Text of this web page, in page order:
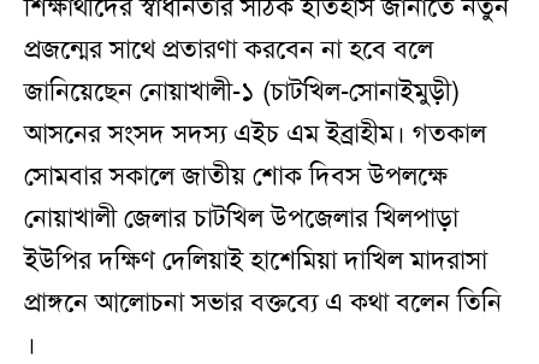
শিক্ষার্থীদের স্বাধীনতার সঠিক ইতিহাস জানাতে নতুন
প্রজন্মের সাথে প্রতারণা করবেন না হবে বলে
জানিয়েছেন নোয়াখালী-১ (চাটখিল-সোনাইমুড়ী)
আসনের সংসদ সদস্য এইচ এম ইব্রাহীম। গতকাল
সোমবার সকালে জাতীয় শোক দিবস উপলক্ষে
নোয়াখালী জেলার চাটখিল উপজেলার খিলপাড়া
ইউপির দক্ষিণ দেলিয়াই হাশেমিয়া দাখিল মাদরাসা
প্রাঙ্গনে আলোচনা সভার বক্তব্যে এ কথা বলেন তিনি
।